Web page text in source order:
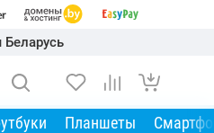
Беларусь
Планшеты